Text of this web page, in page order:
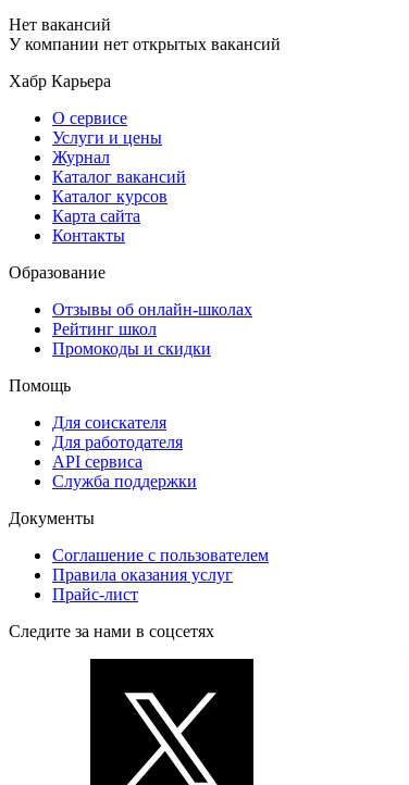
Нет вакансий
У компании нет открытых вакансий
Хабр Карьера
О сервисе
Услуги и цены
Журнал
Каталог вакансий
Каталог курсов
Карта сайта
Контакты
Образование
Отзывы об онлайн-школах
Рейтинг школ
Промокоды и скидки
Помощь
Для соискателя
Для работодателя
API сервиса
Служба поддержки
Документы
Соглашение с пользователем
Правила оказания услуг
Прайс-лист
Следите за нами в соцсетях